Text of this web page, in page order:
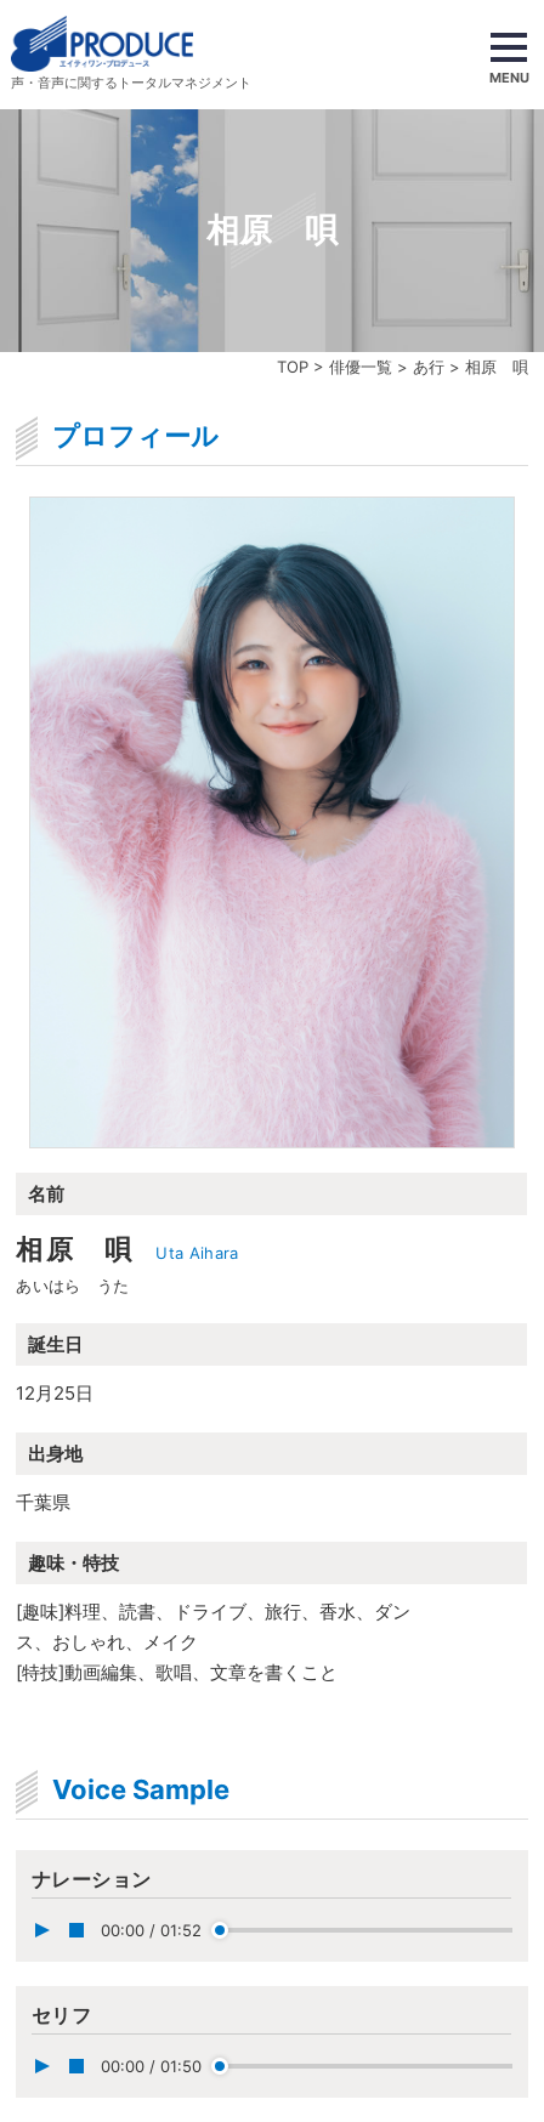
声・音声に関するトータルマネジメント MENU
TOP> 俳優一覧 > あ行> 相原 唄
相原 唄
プロフィール
名前
相原 唄
Uta Aihara
あいはら うた
誕生日
12月25日
出身地
千葉県
趣味・特技
[趣味]料理、読書、ドライブ、旅行、香水、ダン
ス、おしゃれ、メイク
[特技]動画編集、歌唱、文章を書くこと
Voice Sample
ナレーション
00:00 / 01:52
セリフ
00:00 / 01:50